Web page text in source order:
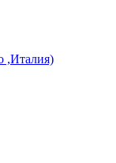
,Италия)